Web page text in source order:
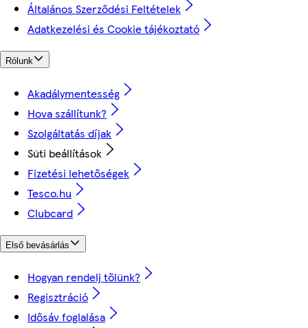
Általános Szerződési Feltételek
Adatkezelési és Cookie tájékoztató
Rólunk
Akadálymentesség
Hova szállítunk?
Szolgáltatás díjak
Süti beállítások
Fizetési lehetőségek
Tesco.hu
Clubcard
Első bevásárlás
Hogyan rendelj tőlünk?
Regisztráció
Idősáv foglalása